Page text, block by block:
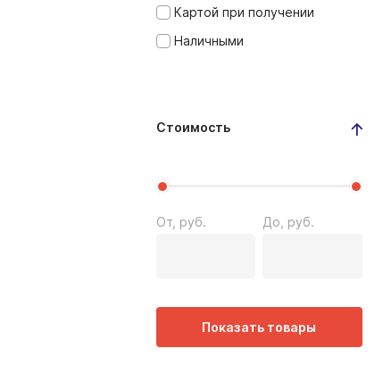
Картой при получении
Наличными
Стоимость
От, руб. До, руб.
Показать товары